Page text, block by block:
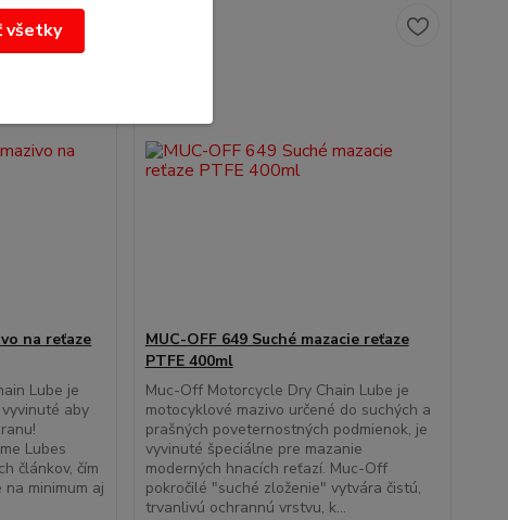
na reťaze
Lube je
aby
Lubes
článkov, čím
minimum aj
MUC-OFF 649 Suché mazacie reťaze
PTFE 400ml
Muc-Off Motorcycle Dry Chain Lube je
motocyklové mazivo určené do suchých a
prašných poveternostných podmienok, je
vyvinuté špeciálne pre mazanie
moderných hnacích reťazí. Muc-Off
pokročilé "suché zloženie" vytvára čistú,
trvanlivú ochrannú vrstvu, k...
všetky